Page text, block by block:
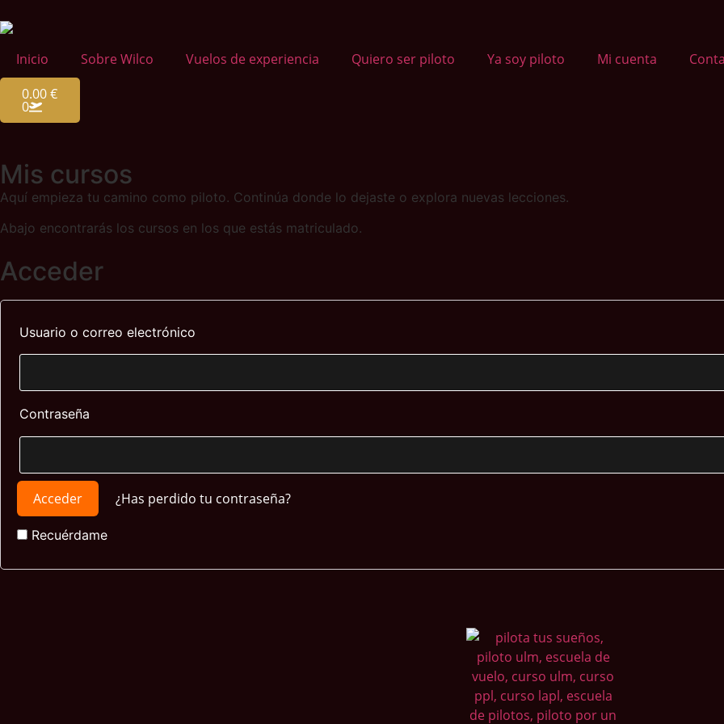
Inicio Sobre Wilco Vuelos de experiencia Quiero ser piloto Ya soy piloto Mi cuenta
0.00€
0
Mis cursos
Aquí empieza tu camino como piloto. Continúa donde lo dejaste o explora nuevas lecciones.
Abajo encontrarás los cursos en los que estás matriculado.
Acceder
Usuario o correo electrónico
Contraseña
¿Has perdido tu contraseña?
Recuérdame